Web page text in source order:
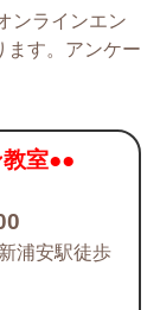
ンラインエン
ます。アンケー
室●●
浦安駅徒歩